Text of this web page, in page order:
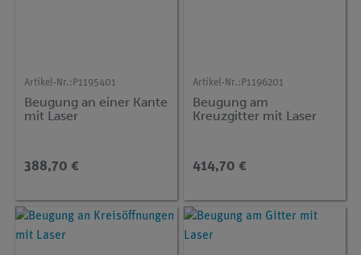
Artikel-Nr.: P1195401
Beugung an einer Kante
mit Laser
388,70 €
Artikel-Nr.: P1196201
Beugung am
Kreuzgitter mit Laser
414,70 €